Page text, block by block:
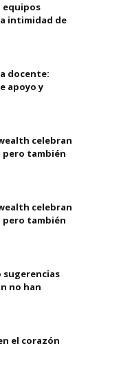
equipos
intimidad de
docente:
apoyo y
celebran
también
celebran
también
sugerencias
no han
el corazón